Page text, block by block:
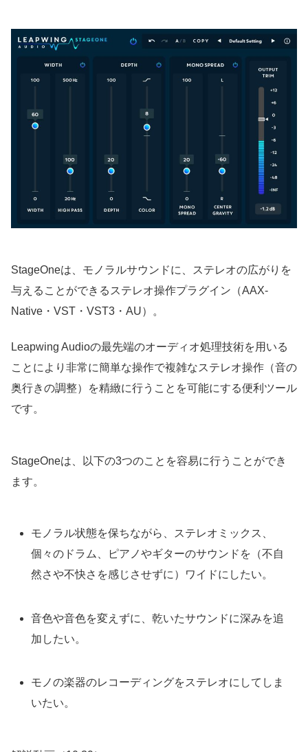
StageOneは、モノラルサウンドに、ステレオの広がりを
与えることができるステレオ操作プラグイン（AAX-
Native・VST・VST3・AU）。
Leapwing Audioの最先端のオーディオ処理技術を用いる
ことにより非常に簡単な操作で複雑なステレオ操作（音の
奥行きの調整）を精緻に行うことを可能にする便利ツール
です。
StageOneは、以下の3つのことを容易に行うことができ
ます。
モノラル状態を保ちながら、ステレオミックス、
個々のドラム、ピアノやギターのサウンドを（不自
然さや不快さを感じさせずに）ワイドにしたい。
音色や音色を変えずに、乾いたサウンドに深みを追
加したい。
モノの楽器のレコーディングをステレオにしてしま
いたい。